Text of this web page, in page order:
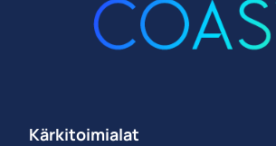
Kärkitoimialat